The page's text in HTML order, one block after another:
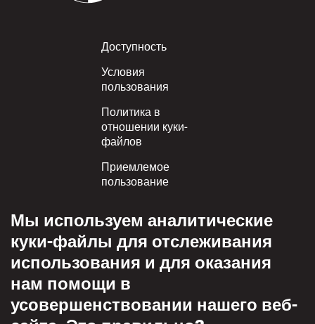
Footer
Доступность
Условия
пользования
Политика в
отношении куки-
файлов
Приемлемое
пользование
конфиденциальности
Политика взаимного
уважения
Мы используем аналитические
куки-файлы для отслеживания
использования и для оказания
нам помощи в
усовершенствовании нашего веб-